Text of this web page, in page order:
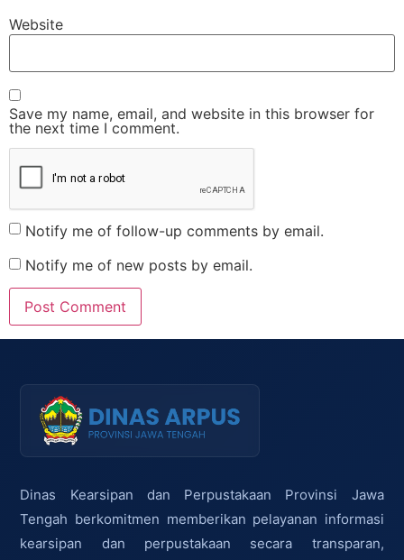
Website
Save my name, email, and website in this browser for
the next time I comment.
Notify me of follow-up comments by email.
Notify me of new posts by email.
Dinas Kearsipan dan Perpustakaan Provinsi Jawa
Tengah berkomitmen memberikan pelayanan informasi
kearsipan dan perpustakaan secara transparan,